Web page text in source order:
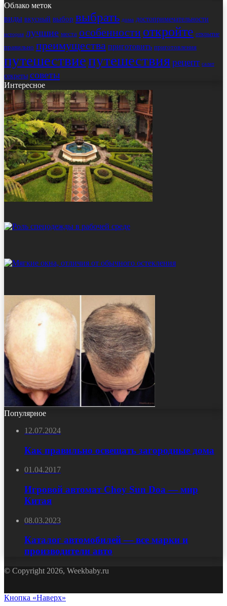
Облако меток
виды вкусный выбор выбрать дома достопримечательности
история лучшие места особенности откройте открытие
правильно преимущества приготовить приготовления
путешествиепутешествиярецепт салат
секреты советы
Интересное
Популярное
12.07.2024
Как правильно освещать загородные дома
01.04.2017
Игровой автомат Choy Sun Doa — мир
Китая
08.03.2023
Каталог автомобилей — все марки и
производители авто
© Copyright 2026, Weekbaby.ru
Кнопка «Наверх»